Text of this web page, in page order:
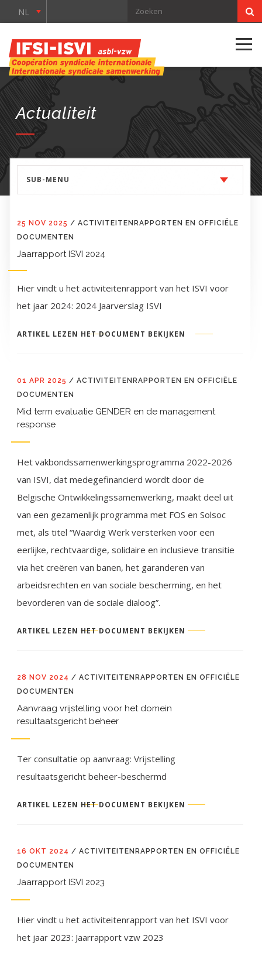
NL
Actualiteit
SUB-MENU
25 NOV 2025 / ACTIVITEITENRAPPORTEN EN OFFICIËLE
DOCUMENTEN
Jaarrapport ISVI 2024
Hier vindt u het activiteitenrapport van het ISVI voor
het jaar 2024: 2024 Jaarverslag ISVI
ARTIKEL LEZEN HET DOCUMENT BEKIJKEN
01 APR 2025 / ACTIVITEITENRAPPORTEN EN OFFICIËLE
DOCUMENTEN
Mid term evaluatie GENDER en de management
response
Het vakbondssamenwerkingsprogramma 2022-2026
van ISVI, dat medegefinancierd wordt door de
Belgische Ontwikkelingssamenwerking, maakt deel uit
van een gezamenlijk programma met FOS en Solsoc
met, als titel “Waardig Werk versterken voor een
eerlijke, rechtvaardige, solidaire en inclusieve transitie
via het creëren van banen, het garanderen van
arbeidsrechten en van sociale bescherming, en het
bevorderen van de sociale dialoog”.
ARTIKEL LEZEN HET DOCUMENT BEKIJKEN
28 NOV 2024 / ACTIVITEITENRAPPORTEN EN OFFICIËLE
DOCUMENTEN
Aanvraag vrijstelling voor het domein
resultaatsgericht beheer
Ter consultatie op aanvraag: Vrijstelling
resultaatsgericht beheer-beschermd
ARTIKEL LEZEN HET DOCUMENT BEKIJKEN
16 OKT 2024 / ACTIVITEITENRAPPORTEN EN OFFICIËLE
DOCUMENTEN
Jaarrapport ISVI 2023
Hier vindt u het activiteitenrapport van het ISVI voor
het jaar 2023: Jaarrapport vzw 2023